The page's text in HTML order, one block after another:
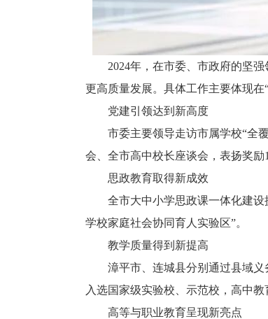
2024年，在市委、市政府的坚强
更高质量发展。具体工作主要体现在“
党建引领达到新高度
市委主要领导走访市属学校“全覆
会、全市高中校长座谈会，表扬奖励
思政教育取得新成效
全市大中小学思政课一体化建设提
学校家庭社会协同育人实验区”。
教学质量得到新提高
漳平市、连城县分别通过县域义
入选国家级实验校、示范校，高中
高等与职业教育呈现新亮点